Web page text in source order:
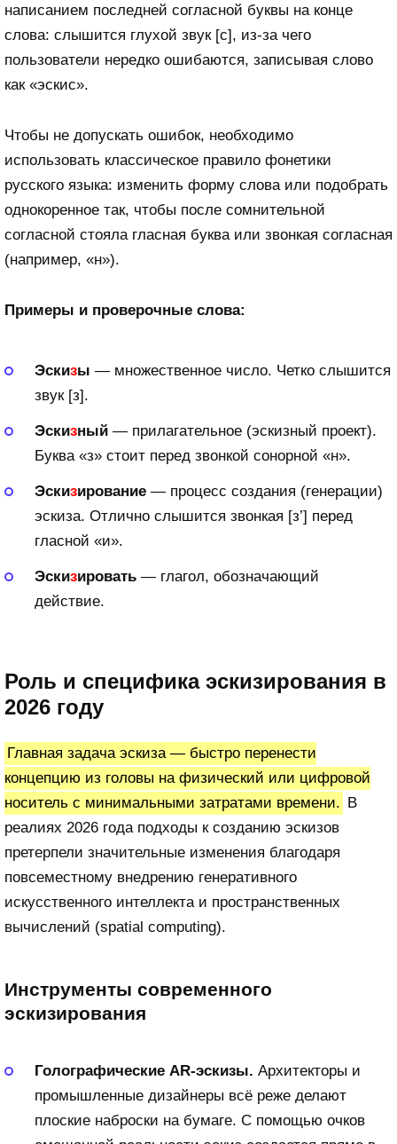
написанием последней согласной буквы на конце
слова: слышится глухой звук [с], из-за чего
пользователи нередко ошибаются, записывая слово
как «эскис».
Чтобы не допускать ошибок, необходимо
использовать классическое правило фонетики
русского языка: изменить форму слова или подобрать
однокоренное так, чтобы после сомнительной
согласной стояла гласная буква или звонкая согласная
(например, «н»).
Примеры и проверочные слова:
Эскизы — множественное число. Четко слышится
звук [з].
Эскизный — прилагательное (эскизный проект).
Буква «з» стоит перед звонкой сонорной «н».
Эскизирование — процесс создания (генерации)
эскиза. Отлично слышится звонкая [з’] перед
гласной «и».
Эскизировать — глагол, обозначающий
действие.
Роль и специфика эскизирования в
2026 году
Главная задача эскиза — быстро перенести
концепцию из головы на физический или цифровой
носитель с минимальными затратами времени.
В
реалиях 2026 года подходы к созданию эскизов
претерпели значительные изменения благодаря
повсеместному внедрению генеративного
искусственного интеллекта и пространственных
вычислений (spatial computing).
Инструменты современного
эскизирования
Голографические AR-эскизы. Архитекторы и
промышленные дизайнеры всё реже делают
плоские наброски на бумаге. С помощью очков